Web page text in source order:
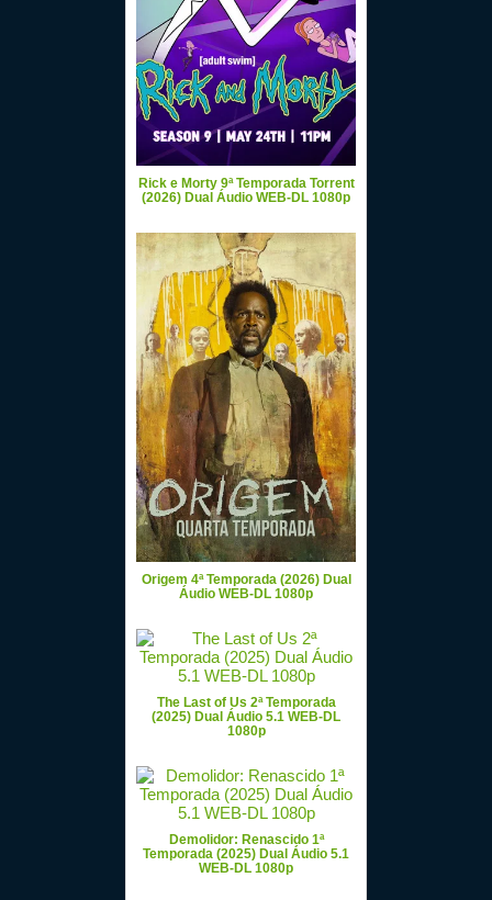
Rick e Morty 9ª Temporada Torrent
(2026) Dual Áudio WEB-DL 1080p
Origem 4ª Temporada (2026) Dual
Áudio WEB-DL 1080p
The Last of Us 2ª Temporada
(2025) Dual Áudio 5.1 WEB-DL
1080p
Demolidor: Renascido 1ª
Temporada (2025) Dual Áudio 5.1
WEB-DL 1080p